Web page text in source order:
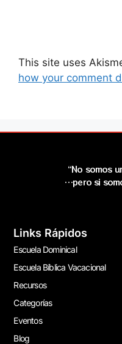
This site uses
how your comment
“No somos
…pero si
Links Rápidos
Escuela Dominical
Escuela Bíblica Vacacional
Recursos
Categorías
Eventos
Blog